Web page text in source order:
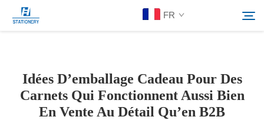
FR
Produits
À Propos De Nous
Rechercher
Idées D’emballage Cadeau Pour Des
Carnets Qui Fonctionnent Aussi Bien
En Vente Au Détail Qu’en B2B